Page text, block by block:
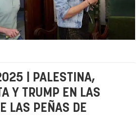
| PALESTINA,
Y TRUMP EN LAS
LAS PEÑAS DE